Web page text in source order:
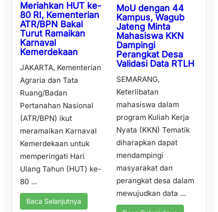
Meriahkan HUT ke-
80 RI, Kementerian
ATR/BPN Bakal
Turut Ramaikan
Karnaval
Kemerdekaan
JAKARTA, Kementerian
Agraria dan Tata
Ruang/Badan
Pertanahan Nasional
(ATR/BPN) ikut
meramaikan Karnaval
Kemerdekaan untuk
memperingati Hari
Ulang Tahun (HUT) ke-
80 ...
Baca Selanjutnya
MoU dengan 44
Kampus, Wagub
Jateng Minta
Mahasiswa KKN
Dampingi
Perangkat Desa
Validasi Data RTLH
SEMARANG,
Keterlibatan
mahasiswa dalam
program Kuliah Kerja
Nyata (KKN) Tematik
diharapkan dapat
mendampingi
masyarakat dan
perangkat desa dalam
mewujudkan data ...